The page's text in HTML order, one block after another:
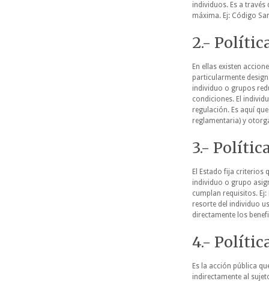
individuos. Es a través
máxima. Ej: Código
2.-
En ellas existen
particularmente
individuo o grupos
condiciones. El
regulación. Es aquí
reglamentaria) y
3.-
El Estado fija criterios
individuo o grupo
cumplan requisitos.
resorte del individuo
directamente los
4.-
Es la acción pública
indirectamente al